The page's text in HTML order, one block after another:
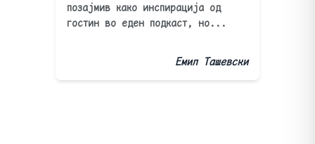
позајмив како инспирација од
гостин во еден подкаст, но...
Емил Ташевски